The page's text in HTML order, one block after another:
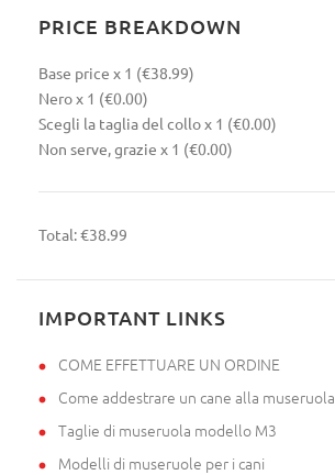
PRICE BREAKDOWN
Base price x 1 (€38.99)
Nerox 1 (€0.00)
Scegli la taglia del collox 1 (€0.00)
Non serve, grazie x 1 (€0.00)
Total:€38.99
IMPORTANT LINKS
COME EFFETTUARE UN ORDINE
Come addestrare un cane alla museruola
Taglie di museruola modello M3
Modelli di museruole per i cani